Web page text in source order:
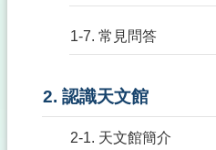
1-7. 常見問答
2. 認識天文館
2-1. 天文館簡介